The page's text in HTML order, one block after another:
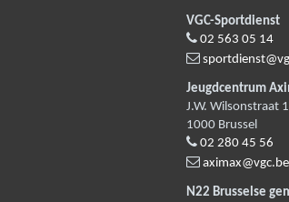
VGC-Sportdienst
02 563 05 14
Jeugdcentrum
J.W. Wilsonstraat
1000 Brussel
02 280 45 56
aximax@vgc.be
N22 Brusselse